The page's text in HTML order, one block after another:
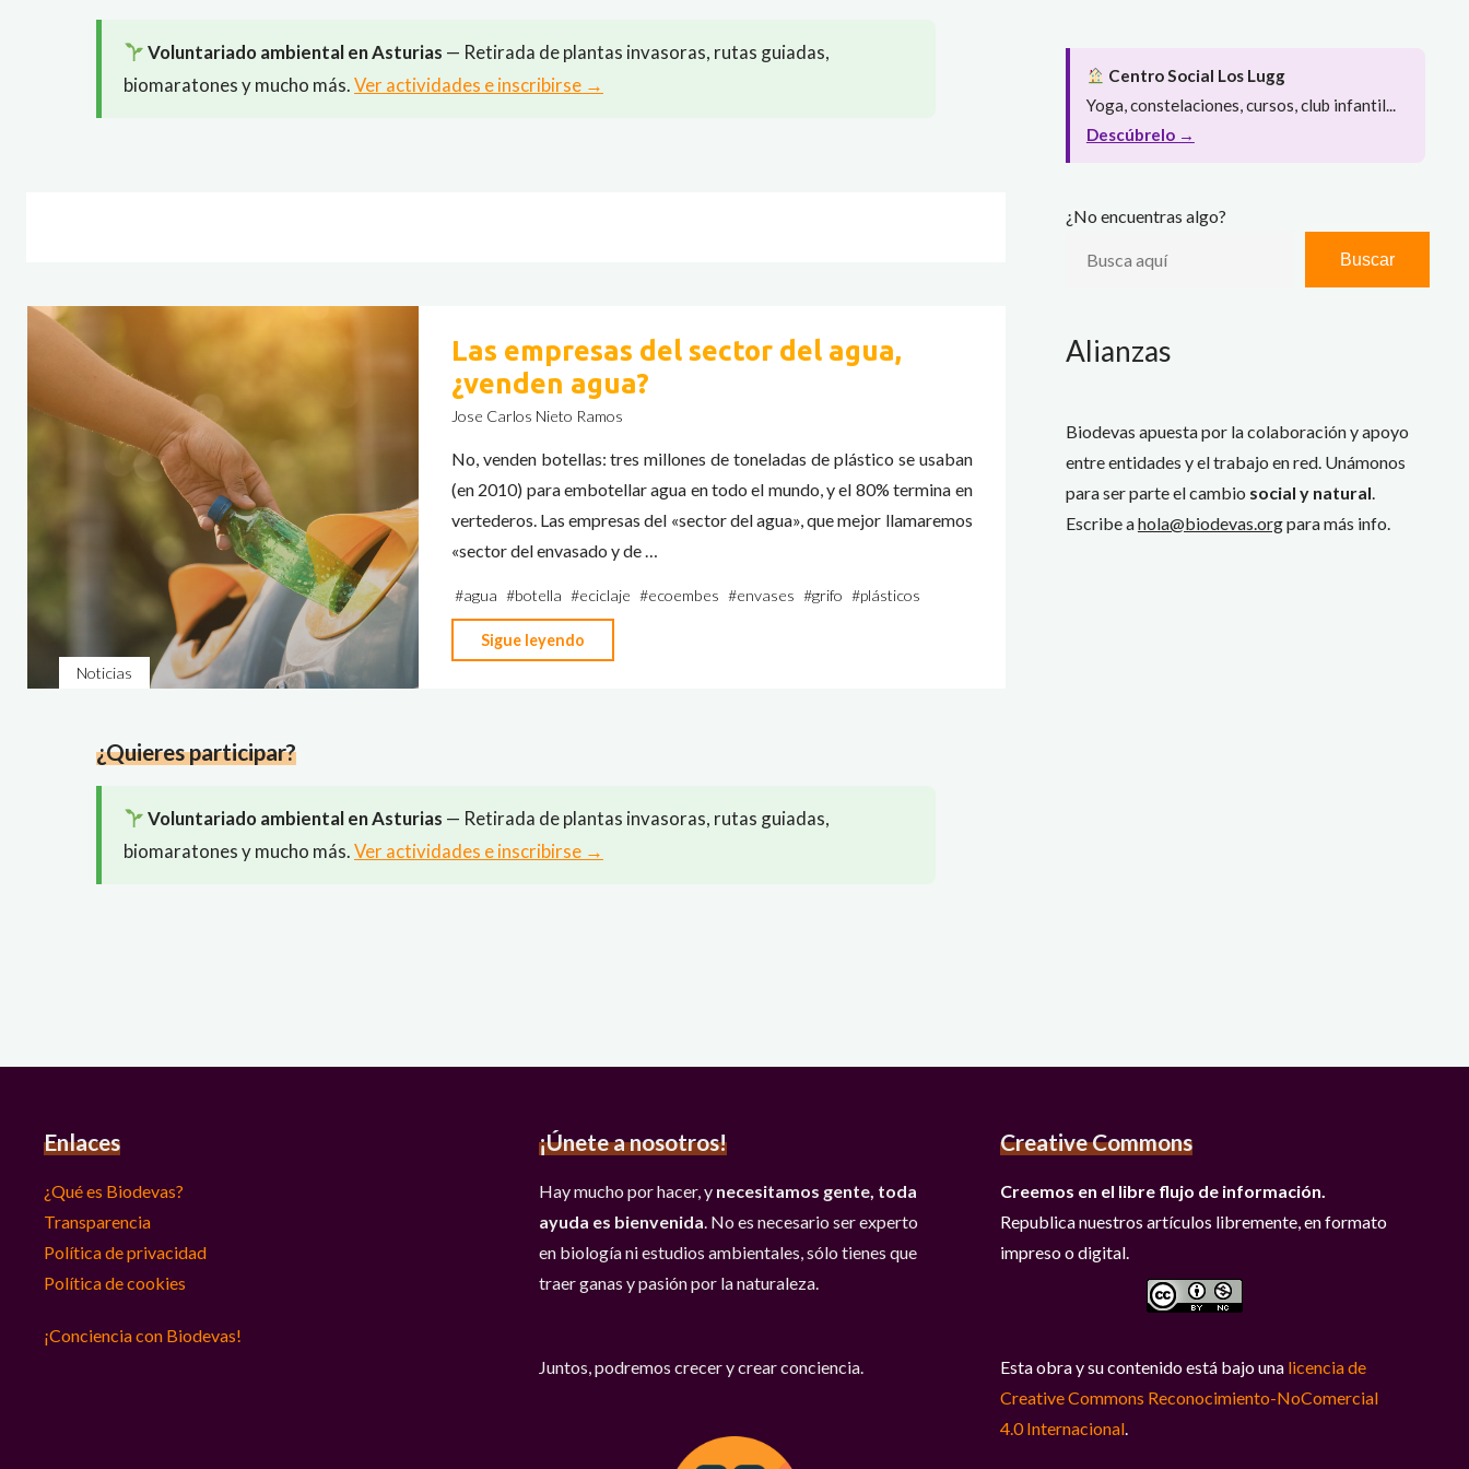
Voluntariado ambiental en Asturias — Retirada de plantas invasoras, rutas guiadas,
biomaratones y mucho más.Ver actividades e inscribirse →
Noticias
Las empresas del sector del agua,
¿venden agua?
Jose Carlos Nieto Ramos
No, venden botellas: tres millones de toneladas de plástico se usaban
(en 2010) para embotellar agua en todo el mundo, y el 80% termina en
vertederos. Las empresas del «sector del agua», que mejor llamaremos
«sector del envasado y de …
#agua #botella #eciclaje #ecoembes #envases #grifo #plásticos
Sigue leyendo
empresas
¿venden
agua?"
¿Quieres participar?
Voluntariado ambiental en Asturias — Retirada de plantas invasoras, rutas guiadas,
biomaratones y mucho más.Ver actividades e inscribirse →
Centro Social Los Lugg
Yoga, constelaciones, cursos, club infantil...
Descúbrelo →
¿No encuentras algo?
Buscar
Alianzas
Biodevas apuesta por la colaboración y apoyo
entre entidades y el trabajo en red. Unámonos
para ser parte el cambio social y natural
Escribe ahola@biodevas.orgpara más info.
Enlaces
¿Qué es Biodevas?
Transparencia
Política de privacidad
Política de cookies
¡Conciencia con Biodevas!
¡Únete a nosotros!
Hay mucho por hacer, y necesitamos gente, toda
ayuda es bienvenida. No es necesario ser experto
en biología ni estudios ambientales, sólo tienes que
traer ganas y pasión por la naturaleza.
Juntos, podremos crecer y crear conciencia.
Creative Commons
Creemos en el libre flujo de información.
Republica nuestros artículos libremente, en formato
impreso o digital.
Esta obra y su contenido está bajo una licencia de
Creative Commons Reconocimiento-NoComercial
4.0 Internacional.